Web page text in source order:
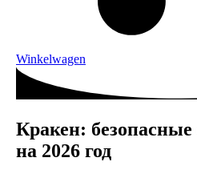
Winkelwagen
Кракен:
на 2026 год